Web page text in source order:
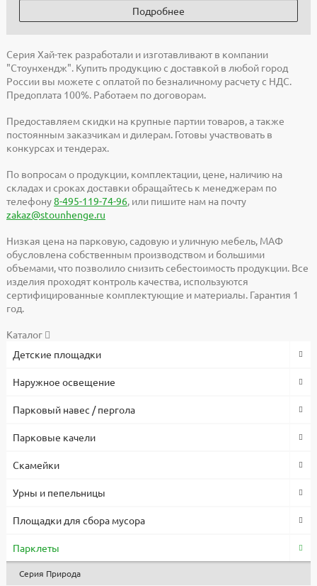
Подробнее
Серия Хай-тек разработали и изготавливают в компании
"Стоунхендж". Купить продукцию с доставкой в любой город
России вы можете с оплатой по безналичному расчету с НДС.
Предоплата 100%. Работаем по договорам.
Предоставляем скидки на крупные партии товаров, а также
постоянным заказчикам и дилерам. Готовы участвовать в
конкурсах и тендерах.
По вопросам о продукции, комплектации, цене, наличию на
складах и сроках доставки обращайтесь к менеджерам по
телефону8-495-119-74-96, или пишите нам на почту
zakaz@stounhenge.ru
Низкая цена на парковую, садовую и уличную мебель, МАФ
обусловлена собственным производством и большими
объемами, что позволило снизить себестоимость продукции. Все
изделия проходят контроль качества, используются
сертифицированные комплектующие и материалы. Гарантия 1
год.
Каталог
Детские площадки
Наружное освещение
Парковый навес / пергола
Парковые качели
Скамейки
Урны и пепельницы
Площадки для сбора мусора
Парклеты
Серия Природа